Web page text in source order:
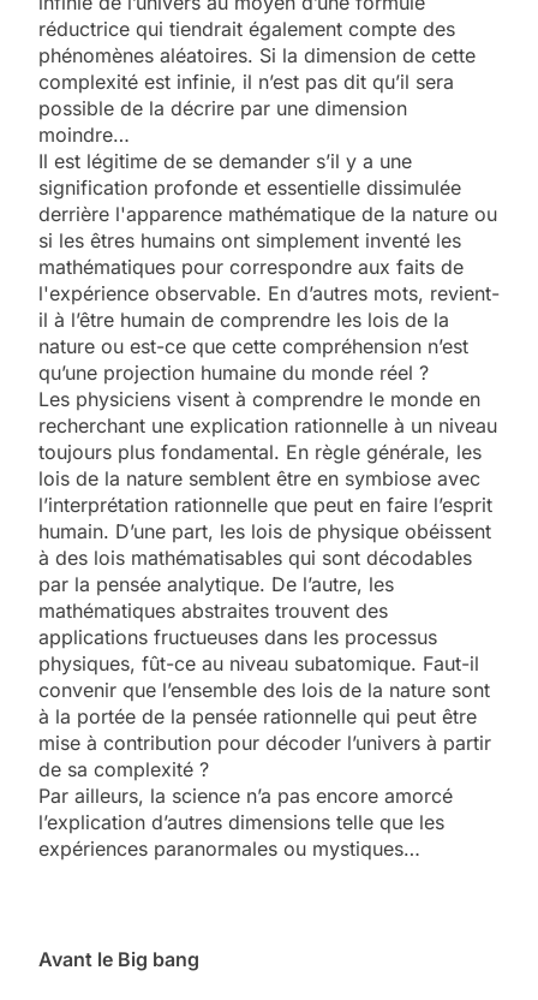
réductrice qui tiendrait également compte des
phénomènes aléatoires. Si la dimension de cette
complexité est infinie, il n’est pas dit qu’il sera
possible de la décrire par une dimension
moindre…
Il est légitime de se demander s’il y a une
signification profonde et essentielle dissimulée
derrière l'apparence mathématique de la nature ou
si les êtres humains ont simplement inventé les
mathématiques pour correspondre aux faits de
l'expérience observable. En d’autres mots, revient-
il à l’être humain de comprendre les lois de la
nature ou est-ce que cette compréhension n’est
qu’une projection humaine du monde réel ?
Les physiciens visent à comprendre le monde en
recherchant une explication rationnelle à un niveau
toujours plus fondamental. En règle générale, les
lois de la nature semblent être en symbiose avec
l’interprétation rationnelle que peut en faire l’esprit
humain. D’une part, les lois de physique obéissent
à des lois mathématisables qui sont décodables
par la pensée analytique. De l’autre, les
mathématiques abstraites trouvent des
applications fructueuses dans les processus
physiques, fût-ce au niveau subatomique. Faut-il
convenir que l’ensemble des lois de la nature sont
à la portée de la pensée rationnelle qui peut être
mise à contribution pour décoder l’univers à partir
de sa complexité ?
Par ailleurs, la science n’a pas encore amorcé
l’explication d’autres dimensions telle que les
expériences paranormales ou mystiques…
Avant le Big bang